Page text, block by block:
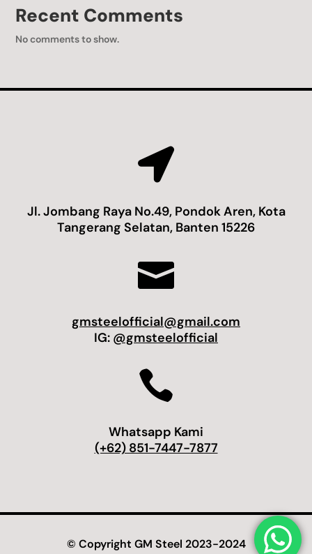
Recent Comments
No comments to show.

Jl. Jombang Raya No.49, Pondok Aren, Kota
Tangerang Selatan, Banten 15226

gmsteelofficial@gmail.com
IG: @gmsteelofficial

Whatsapp Kami
(+62) 851-7447-7877
© Copyright GM Steel 2023-2024